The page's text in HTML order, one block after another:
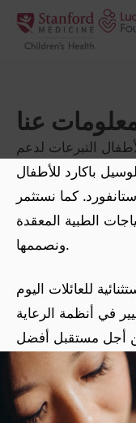
انتقل إلى المحتوى
عنا
التبرعات لدعم
باكارد للأطفال
كما نستثمر
الطبية المعقدة
ونصممها.
للعائلات اليوم
في أنظمة الرعاية